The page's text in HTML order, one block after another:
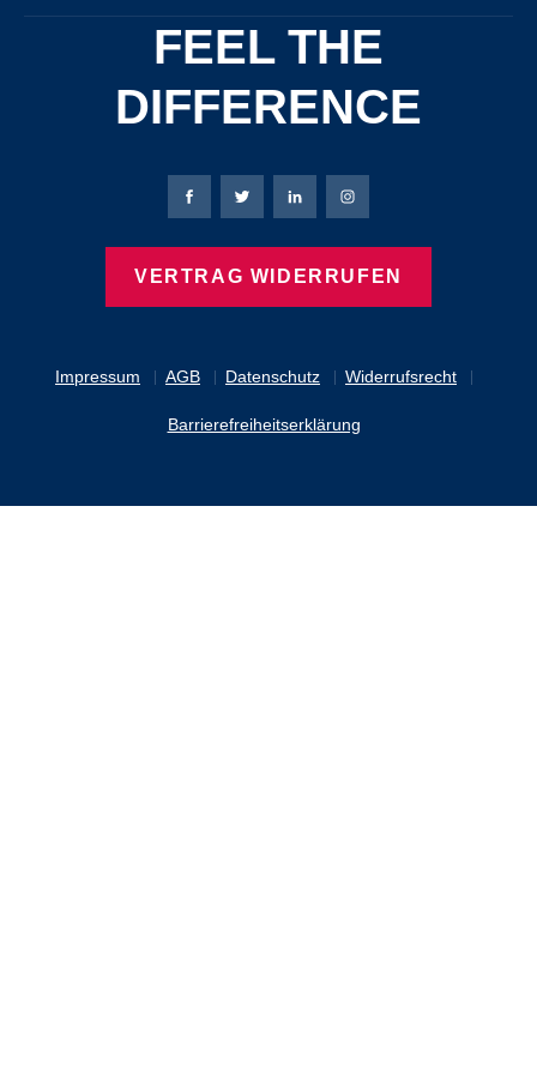
FEEL THE
DIFFERENCE
Impressum AGB Datenschutz Widerrufsrecht
Barrierefreiheitserklärung
Bierbaum-Proenen Facebook-Seite
Bierbaum-Proenen Twitter Seite
Bierbaum-Proenen LinkedIn
Bierbaum-Proenen
VERTRAG WIDERRUFEN